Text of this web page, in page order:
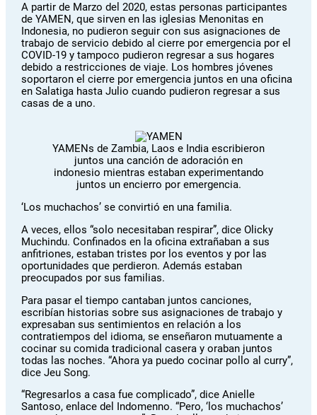
A partir de Marzo del 2020, estas personas participantes
de YAMEN, que sirven en las iglesias Menonitas en
Indonesia, no pudieron seguir con sus asignaciones de
trabajo de servicio debido al cierre por emergencia por el
COVID-19 y tampoco pudieron regresar a sus hogares
debido a restricciones de viaje. Los hombres jóvenes
soportaron el cierre por emergencia juntos en una oficina
en Salatiga hasta Julio cuando pudieron regresar a sus
casas de a uno.
YAMENs de Zambia, Laos e India escribieron
juntos una canción de adoración en
indonesio mientras estaban experimentando
juntos un encierro por emergencia.
‘Los muchachos’ se convirtió en una familia.
A veces, ellos “solo necesitaban respirar”, dice Olicky
Muchindu. Confinados en la oficina extrañaban a sus
anfitriones, estaban tristes por los eventos y por las
oportunidades que perdieron. Además estaban
preocupados por sus familias.
Para pasar el tiempo cantaban juntos canciones,
escribían historias sobre sus asignaciones de trabajo y
expresaban sus sentimientos en relación a los
contratiempos del idioma, se enseñaron mutuamente a
cocinar su comida tradicional casera y oraban juntos
todas las noches. “Ahora ya puedo cocinar pollo al curry”,
dice Jeu Song.
“Regresarlos a casa fue complicado”, dice Anielle
Santoso, enlace del Indomenno. “Pero, ‘los muchachos’